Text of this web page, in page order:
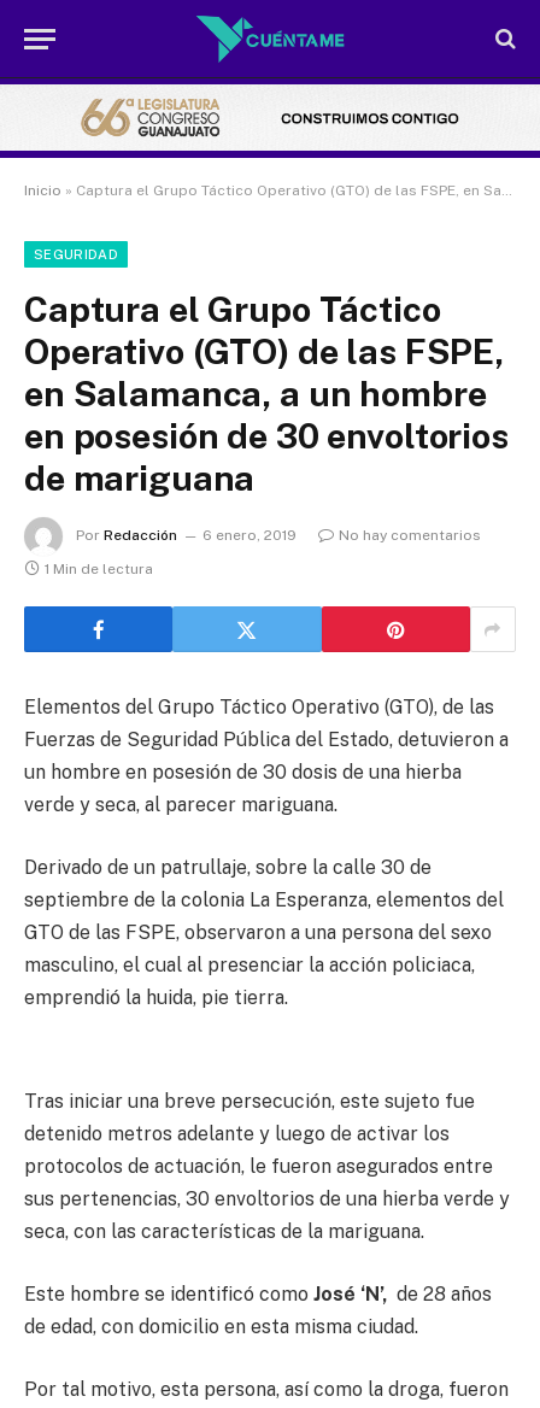
Inicio » Captura el Grupo Táctico Operativo (GTO) de las FSPE, en Salamanca, a un hombre en posesión de 30 envoltorios de mariguana
SEGURIDAD
Captura el Grupo Táctico
Operativo (GTO) de las FSPE,
en Salamanca, a un hombre
en posesión de 30 envoltorios
de mariguana
Por Redacción 6 enero, 2019
No hay comentarios
1 Min de lectura
Elementos del Grupo Táctico Operativo (GTO), de las
Fuerzas de Seguridad Pública del Estado, detuvieron a
un hombre en posesión de 30 dosis de una hierba
verde y seca, al parecer mariguana.
Derivado de un patrullaje, sobre la calle 30 de
septiembre de la colonia La Esperanza, elementos del
GTO de las FSPE, observaron a una persona del sexo
masculino, el cual al presenciar la acción policiaca,
emprendió la huida, pie tierra.
Tras iniciar una breve persecución, este sujeto fue
detenido metros adelante y luego de activar los
protocolos de actuación, le fueron asegurados entre
sus pertenencias, 30 envoltorios de una hierba verde y
seca, con las características de la mariguana.
Este hombre se identificó como José ‘N’, de 28 años
de edad, con domicilio en esta misma ciudad.
Por tal motivo, esta persona, así como la droga, fueron